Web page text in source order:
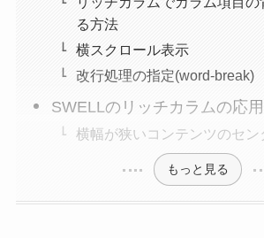
る方法
横スクロール表示
改行処理の指定(word-break)
SWELLのリッチカラムの応
横幅が狭いコンテンツのセン
もっと見る